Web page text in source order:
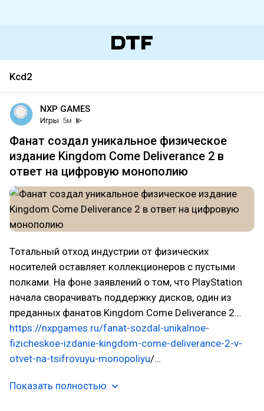
Kcd2
NXP GAMES
Игры 5м
Фанат создал уникальное физическое
издание Kingdom Come Deliverance 2 в
ответ на цифровую монополию
Тотальный отход индустрии от физических
носителей оставляет коллекционеров с пустыми
полками. На фоне заявлений о том, что PlayStation
начала сворачивать поддержку дисков, один из
преданных фанатов Kingdom Come Deliverance 2…
https://nxpgames.ru/fanat-sozdal-unikalnoe-
fizicheskoe-izdanie-kingdom-come-deliverance-2-v-
otvet-na-tsifrovuyu-monopoliyu/…
Показать полностью